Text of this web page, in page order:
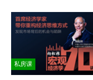
私房课